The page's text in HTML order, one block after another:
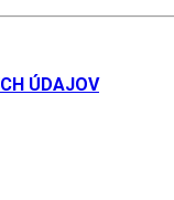
ÚDAJOV